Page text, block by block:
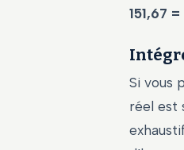
151,67
Si vous
réel est